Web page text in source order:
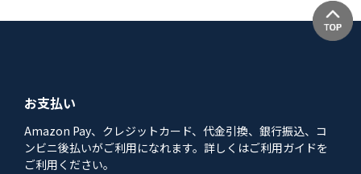
お支払い
Amazon Pay、クレジットカード、代金引換、銀行振込、コ
ンビニ後払いがご利用になれます。詳しくはご利用ガイドを
ご利用ください。